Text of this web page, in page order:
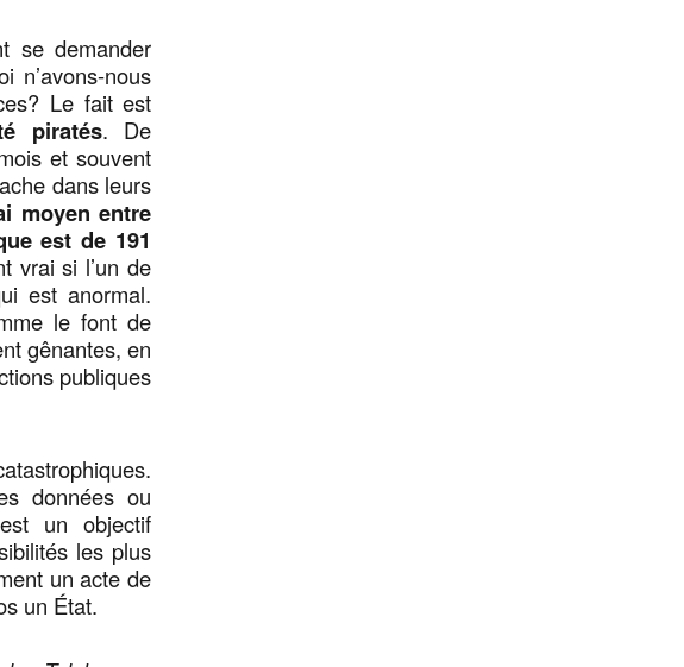
se demander
n’avons-nous
Le fait est
piratés. De
et souvent
dans leurs
moyen entre
est de 191
vrai si l’un de
est anormal.
le font de
gênantes, en
publiques
données ou
un objectif
les plus
un acte de
un État.